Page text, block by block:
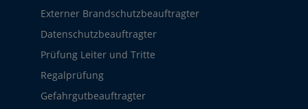
Externer Brandschutzbeauftragter
Datenschutzbeauftragter
Prüfung Leiter und Tritte
Regalprüfung
Gefahrgutbeauftragter